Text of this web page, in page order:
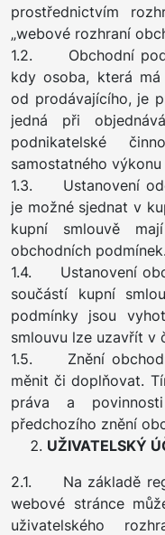
prostřednictvím
„webové rozhraní
1.2. Obchodní
kdy osoba, která
od prodávajícího, je
jedná při
podnikatelské
samostatného
1.3. Ustanovení
je možné sjednat v
kupní smlouvě
obchodních podmínek.
1.4. Ustanovení
součástí kupní
podmínky jsou
smlouvu lze uzavřít v
1.5. Znění
měnit či doplňovat.
práva a
předchozího znění
UŽIVATELSKÝ
2.1. Na základě
webové stránce
uživatelského